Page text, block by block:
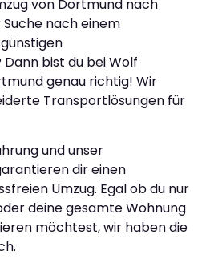
von Dortmund nach
nach einem
Dann bist du bei Wolf
genau richtig! Wir
Transportlösungen für
und unser
dir einen
Umzug. Egal ob du nur
deine gesamte Wohnung
möchtest, wir haben die